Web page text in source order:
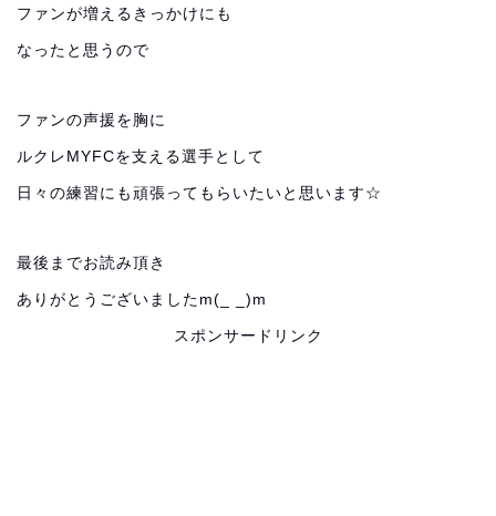
ファンが増えるきっかけにも
なったと思うので
ファンの声援を胸に
ルクレMYFCを支える選手として
日々の練習にも頑張ってもらいたいと思います☆
最後までお読み頂き
ありがとうございましたm(_ _)m
スポンサードリンク